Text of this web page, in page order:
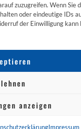
zuzugreifen. Wenn Sie
oder eindeutige IDs
der Einwilligung
anzeigen
Impressum